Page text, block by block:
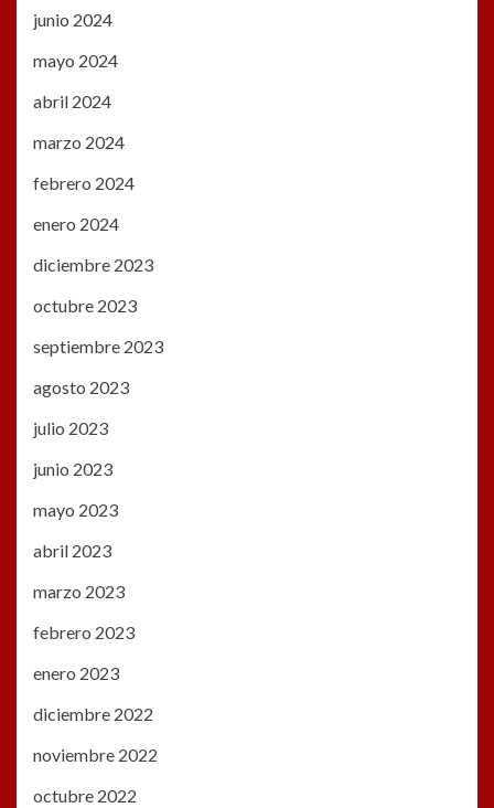
junio 2024
mayo 2024
abril 2024
marzo 2024
febrero 2024
enero 2024
diciembre 2023
octubre 2023
septiembre 2023
agosto 2023
julio 2023
junio 2023
mayo 2023
abril 2023
marzo 2023
febrero 2023
enero 2023
diciembre 2022
noviembre 2022
octubre 2022